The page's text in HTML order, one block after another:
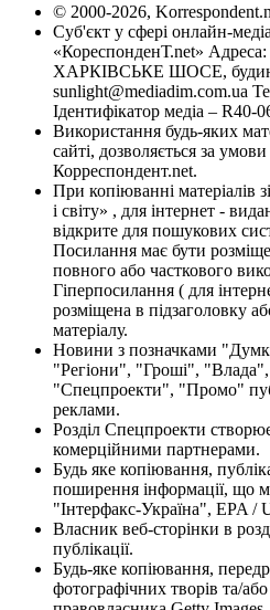
© 2000-2026,
Суб'єкт у сфері онлайн-
«КореспонденТ.net» Адреса:
ХАРКІВСЬКЕ ШОСЕ,
sunlight@mediadim.com.ua
Ідентифікатор медіа – R40-
Використання будь-яких
сайті, дозволяється за
Корреспондент.net.
При копіюванні матеріалів
і світу» , для інтернет -
відкрите для пошукових
Посилання має бути
повного або часткового
Гіперпосилання ( для
розміщена в підзаголовку
матеріалу.
Новини з позначками
"Регіони", "Гроші",
"Спецпроекти", "Промо"
реклами.
Розділ Спецпроекти
комерційними партнерами.
Будь яке копіювання,
поширення інформації, що
"Інтерфакс-Україна", EPA /
Власник веб-сторінки в
публікації.
Будь-яке копіювання,
фотографічних творів та/або